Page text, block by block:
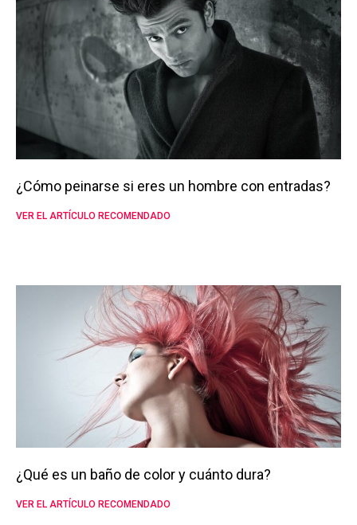
¿Cómo peinarse si eres un hombre con entradas?
VER EL ARTÍCULO RECOMENDADO
¿Qué es un baño de color y cuánto dura?
VER EL ARTÍCULO RECOMENDADO